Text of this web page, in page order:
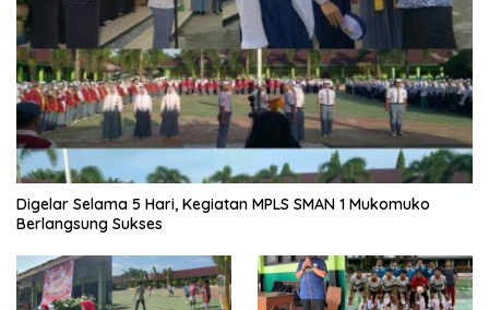
Digelar Selama 5 Hari, Kegiatan MPLS SMAN 1 Mukomuko
Berlangsung Sukses